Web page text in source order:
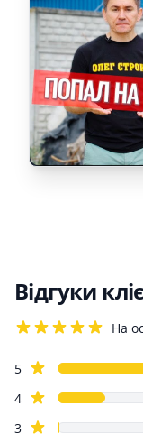
Відгуки
На
Review data
5star reviews
4star reviews
3star reviews